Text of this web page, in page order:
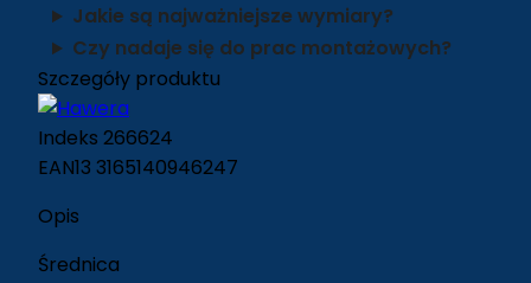
Jakie są najważniejsze wymiary?
Czy nadaje się do prac montażowych?
Szczegóły produktu
Indeks 266624
EAN13 3165140946247
Opis
Średnica